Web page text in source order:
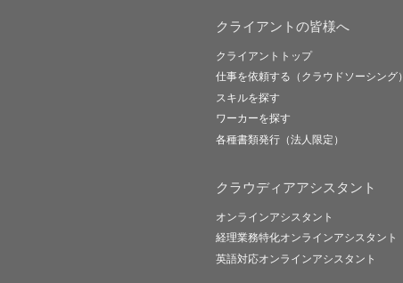
クライアントの皆様へ
クライアントトップ
仕事を依頼する（クラウドソーシング）
スキルを探す
ワーカーを探す
各種書類発行（法人限定）
クラウディアアシスタント
オンラインアシスタント
経理業務特化オンラインアシスタント
英語対応オンラインアシスタント